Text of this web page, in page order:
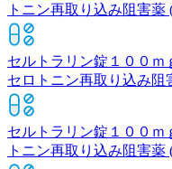
トニン再取り込み阻害薬
セルトラリン錠１００ｍ
セロトニン再取り込み阻
セルトラリン錠１００ｍ
トニン再取り込み阻害薬